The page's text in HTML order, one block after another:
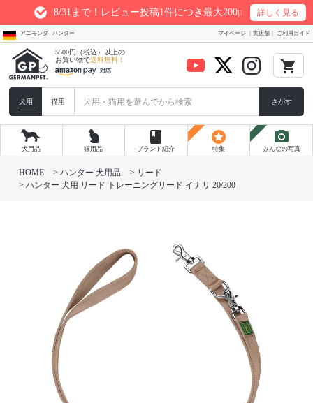
8/31まで！レビュー投稿1件につき最大200ptプレゼント 詳しく見る
アニモンダ | ハンター マイページ 実店舗 ご利用ガイド
5500円（税込）以上の
お買い物で送料無料！ local_grocery_store
犬用 猫用 さがす
犬用品 猫用品
book
ブランド紹介
stars
特集
photo_camera
みんなの写真
HOME ハンター 犬用品
リード
ハンター 犬用 リード トレーニングリード イナリ 20/200